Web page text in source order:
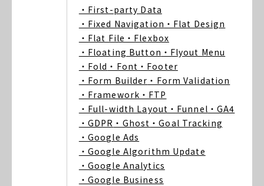
・First-party Data
・Fixed Navigation ・Flat Design
・Flat File ・Flexbox
・Floating Button ・Flyout Menu
・Fold ・Font ・Footer
・Form Builder ・Form Validation
・Framework ・FTP
・Full-width Layout ・Funnel ・GA4
・GDPR ・Ghost ・Goal Tracking
・Google Ads
・Google Algorithm Update
・Google Analytics
・Google Business